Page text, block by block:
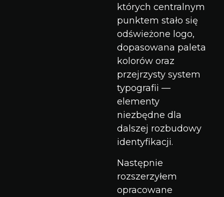
których centralnym
punktem stało się
odświeżone logo,
dopasowana paleta
kolorów oraz
przejrzysty system
typografii —
elementy
niezbędne dla
dalszej rozbudowy
identyfikacji.
Następnie
rozszerzyłem
opracowane